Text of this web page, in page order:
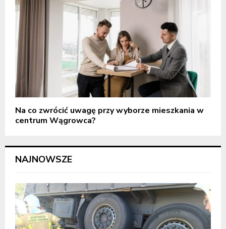
Na co zwrócić uwagę przy wyborze mieszkania w
centrum Wągrowca?
NAJNOWSZE